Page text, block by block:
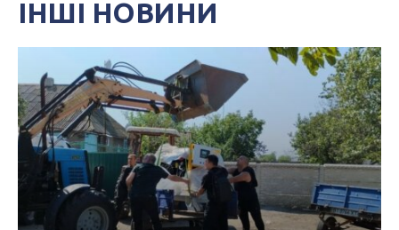
ІНШІ НОВИНИ